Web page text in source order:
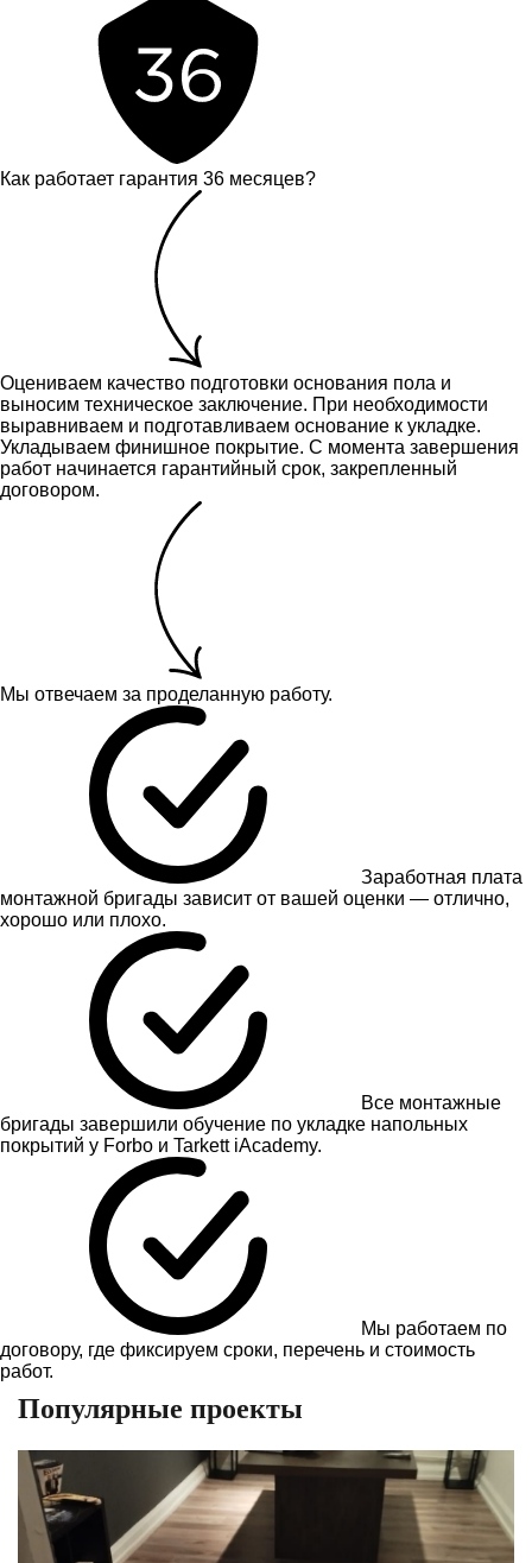
Как работает гарантия 36 месяцев?
Оцениваем качество подготовки основания пола и
выносим техническое заключение. При необходимости
выравниваем и подготавливаем основание к укладке.
Укладываем финишное покрытие. С момента завершения
работ начинается гарантийный срок, закрепленный
договором.
Мы отвечаем за проделанную работу.
Заработная плата
монтажной бригады зависит от вашей оценки — отлично,
хорошо или плохо.
Все монтажные
бригады завершили обучение по укладке напольных
покрытий у Forbo и Tarkett iAcademy.
Мы работаем по
договору, где фиксируем сроки, перечень и стоимость
работ.
Популярные проекты